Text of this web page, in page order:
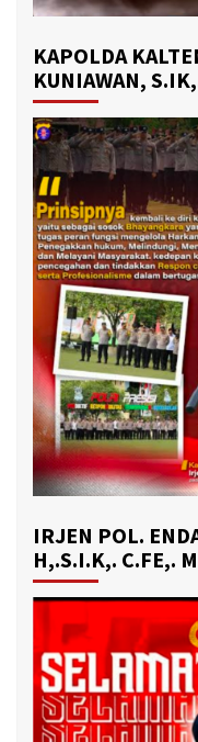
KAPOLDA
KUNIAWAN,
IRJEN POL.
H,.S.I.K,. C.FE,.